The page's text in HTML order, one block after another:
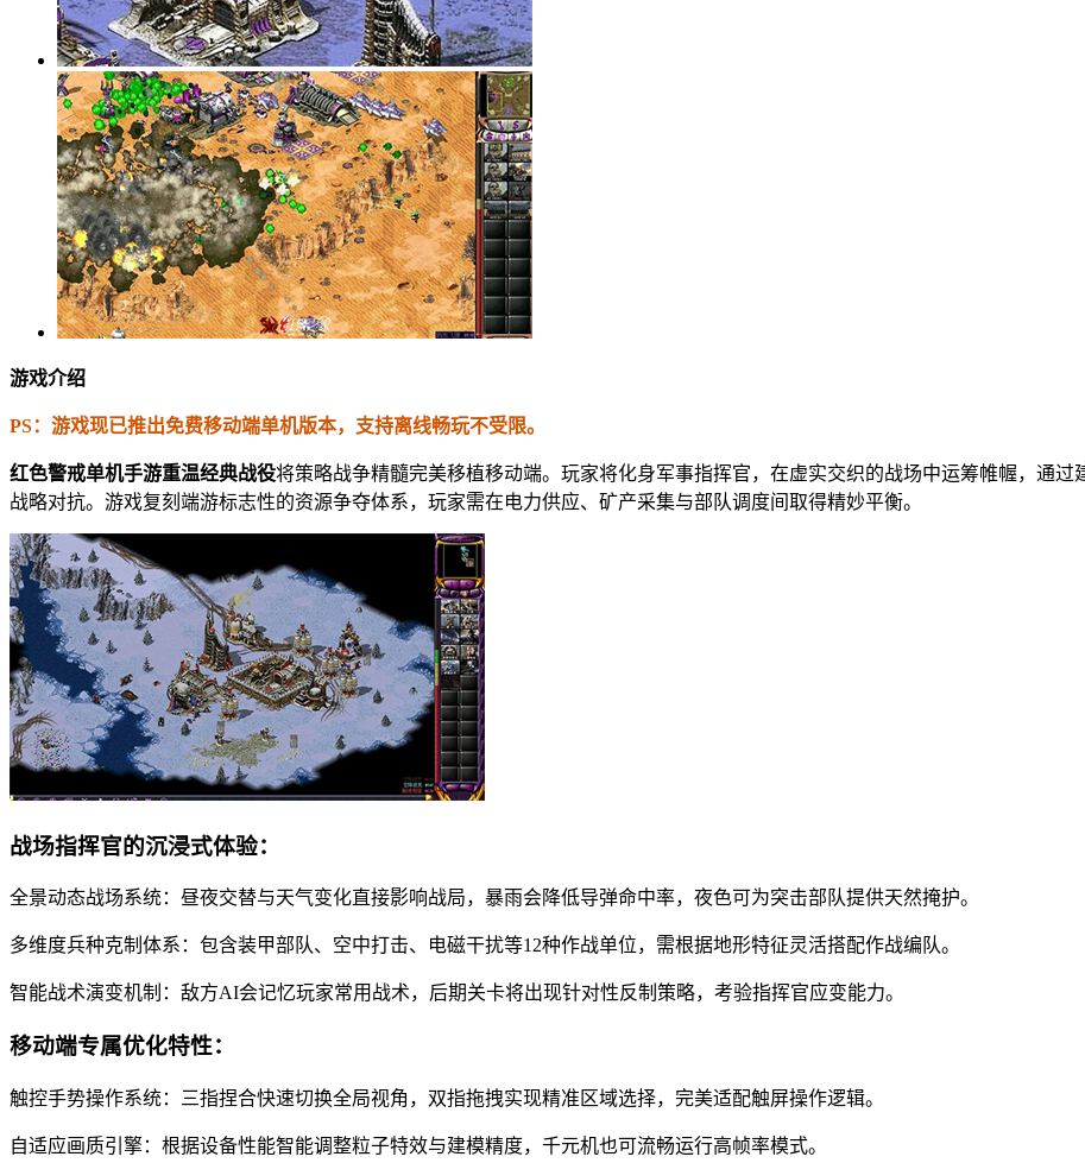
游戏介绍
PS：游戏现已推出免费移动端单机版本，支持离线畅玩不受限。
红色警戒单机手游重温经典战役将策略战争精髓完美移植移动端。玩家将化身军事指挥官，在虚实交织的战场中运筹帷幄，通
战略对抗。游戏复刻端游标志性的资源争夺体系，玩家需在电力供应、矿产采集与部队调度间取得精妙平衡。
战场指挥官的沉浸式体验：
全景动态战场系统：昼夜交替与天气变化直接影响战局，暴雨会降低导弹命中率，夜色可为突击部队提供天然掩护。
多维度兵种克制体系：包含装甲部队、空中打击、电磁干扰等12种作战单位，需根据地形特征灵活搭配作战编队。
智能战术演变机制：敌方AI会记忆玩家常用战术，后期关卡将出现针对性反制策略，考验指挥官应变能力。
移动端专属优化特性：
触控手势操作系统：三指捏合快速切换全局视角，双指拖拽实现精准区域选择，完美适配触屏操作逻辑。
自适应画质引擎：根据设备性能智能调整粒子特效与建模精度，千元机也可流畅运行高帧率模式。